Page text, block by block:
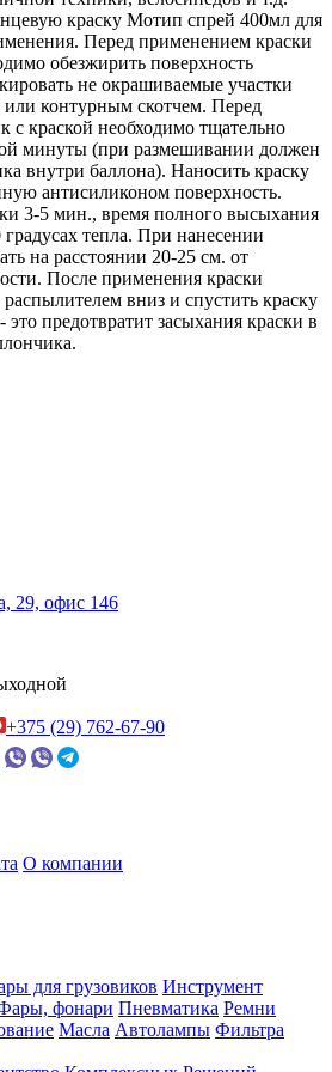
краску Мотип спрей 400мл для
Перед применением краски
обезжирить поверхность
не окрашиваемые участки
контурным скотчем. Перед
с краской необходимо тщательно
минуты (при размешивании должен
внутри баллона). Наносить краску
антисиликоном поверхность.
3-5 мин., время полного высыхания
тепла. При нанесении
на расстоянии 20-25 см. от
После применения краски
вниз и спустить краску
это предотвратит засыхания краски в
29, офис 146
+375 (29) 762-67-90
О компании
для грузовиков Инструмент
фонари Пневматика Ремни
Масла Автолампы Фильтра